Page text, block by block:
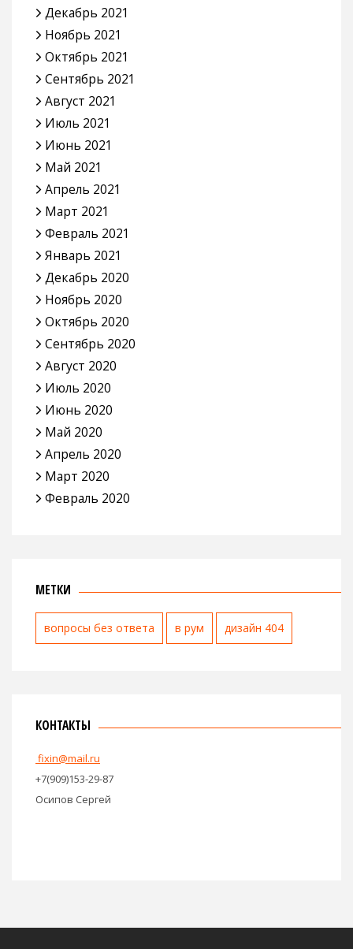
Декабрь 2021
Ноябрь 2021
Октябрь 2021
Сентябрь 2021
Август 2021
Июль 2021
Июнь 2021
Май 2021
Апрель 2021
Март 2021
Февраль 2021
Январь 2021
Декабрь 2020
Ноябрь 2020
Октябрь 2020
Сентябрь 2020
Август 2020
Июль 2020
Июнь 2020
Май 2020
Апрель 2020
Март 2020
Февраль 2020
МЕТКИ
вопросы без ответа в рум дизайн 404
КОНТАКТЫ
fixin@mail.ru
+7(909)153-29-87
Осипов Сергей